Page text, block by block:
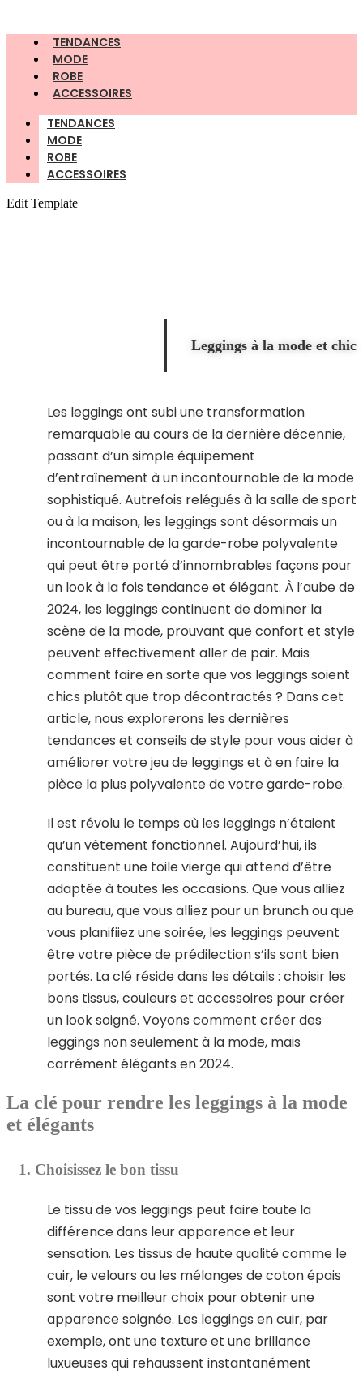
TENDANCES
MODE
ROBE
ACCESSOIRES
TENDANCES
MODE
ROBE
ACCESSOIRES
Edit Template
Leggings à la mode et chic
Les leggings ont subi une transformation
remarquable au cours de la dernière décennie,
passant d’un simple équipement
d’entraînement à un incontournable de la mode
sophistiqué. Autrefois relégués à la salle de sport
ou à la maison, les leggings sont désormais un
incontournable de la garde-robe polyvalente
qui peut être porté d’innombrables façons pour
un look à la fois tendance et élégant. À l’aube de
2024, les leggings continuent de dominer la
scène de la mode, prouvant que confort et style
peuvent effectivement aller de pair. Mais
comment faire en sorte que vos leggings soient
chics plutôt que trop décontractés ? Dans cet
article, nous explorerons les dernières
tendances et conseils de style pour vous aider à
améliorer votre jeu de leggings et à en faire la
pièce la plus polyvalente de votre garde-robe.
Il est révolu le temps où les leggings n’étaient
qu’un vêtement fonctionnel. Aujourd’hui, ils
constituent une toile vierge qui attend d’être
adaptée à toutes les occasions. Que vous alliez
au bureau, que vous alliez pour un brunch ou que
vous planifiiez une soirée, les leggings peuvent
être votre pièce de prédilection s’ils sont bien
portés. La clé réside dans les détails : choisir les
bons tissus, couleurs et accessoires pour créer
un look soigné. Voyons comment créer des
leggings non seulement à la mode, mais
carrément élégants en 2024.
La clé pour rendre les leggings à la mode
et élégants
1. Choisissez le bon tissu
Le tissu de vos leggings peut faire toute la
différence dans leur apparence et leur
sensation. Les tissus de haute qualité comme le
cuir, le velours ou les mélanges de coton épais
sont votre meilleur choix pour obtenir une
apparence soignée. Les leggings en cuir, par
exemple, ont une texture et une brillance
luxueuses qui rehaussent instantanément